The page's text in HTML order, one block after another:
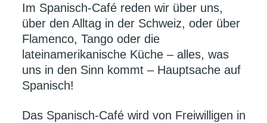
Im Spanisch-Café reden wir über uns,
über den Alltag in der Schweiz, oder über
Flamenco, Tango oder die
lateinamerikanische Küche – alles, was
uns in den Sinn kommt – Hauptsache auf
Spanisch!
Das Spanisch-Café wird von Freiwilligen in